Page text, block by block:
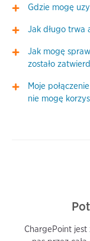
Gdzie mogę
Jak długo trwa
Jak mogę
zostało
Moje
nie mogę
ChargePoint